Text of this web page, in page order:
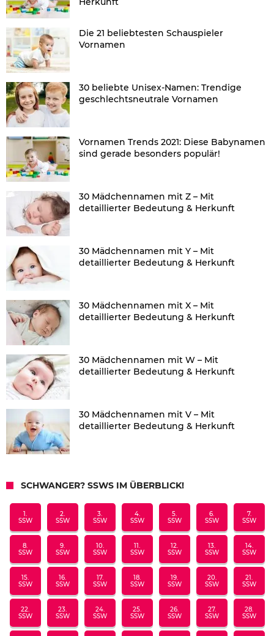
Die 21 beliebtesten Schauspieler
Vornamen
30 beliebte Unisex-Namen: Trendige
geschlechtsneutrale Vornamen
Vornamen Trends 2021: Diese Babynamen
sind gerade besonders populär!
30 Mädchennamen mit Z – Mit
detaillierter Bedeutung & Herkunft
30 Mädchennamen mit Y – Mit
detaillierter Bedeutung & Herkunft
30 Mädchennamen mit X – Mit
detaillierter Bedeutung & Herkunft
30 Mädchennamen mit W – Mit
detaillierter Bedeutung & Herkunft
30 Mädchennamen mit V – Mit
detaillierter Bedeutung & Herkunft
SCHWANGER? SSWS IM ÜBERBLICK!
1.
SSW
2.
SSW
3.
SSW
4.
SSW
5.
SSW
6.
SSW
7.
SSW
8.
SSW
9.
SSW
10.
SSW
11.
SSW
12.
SSW
13.
SSW
14.
SSW
15.
SSW
16.
SSW
17.
SSW
18.
SSW
19.
SSW
20.
SSW
21.
SSW
22.
SSW
23.
SSW
24.
SSW
25.
SSW
26.
SSW
27.
SSW
28.
SSW